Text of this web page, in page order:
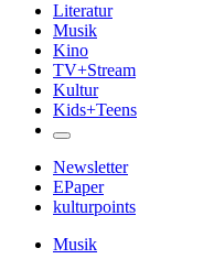
Literatur
Musik
Kino
TV+Stream
Kultur
Kids+Teens
Newsletter
EPaper
kulturpoints
Musik